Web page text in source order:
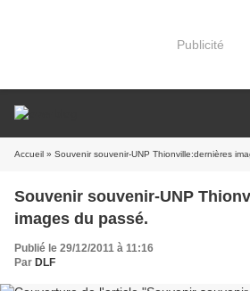
Publicité
Accueil » Souvenir souvenir-UNP Thionville:dernières
Souvenir souvenir-UNP
images du passé.
Publié le 29/12/2011 à 11:16
Par DLF